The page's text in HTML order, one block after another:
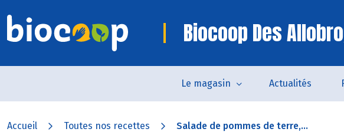
Biocoop Des
Le magasin Actualités
Accueil Toutes nos recettes Salade de pommes de terre,...